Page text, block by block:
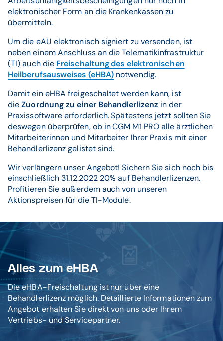
elektronischer Form an die Krankenkassen zu
übermitteln.
Um die eAU elektronisch signiert zu versenden, ist
neben einem Anschluss an die Telematikinfrastruktur
(TI) auch die Freischaltung des elektronischen
Heilberufsausweises (eHBA) notwendig.
Damit ein eHBA freigeschaltet werden kann, ist
dieZuordnung zu einer Behandlerlizenz in der
Praxissoftware erforderlich. Spätestens jetzt sollten Sie
deswegen überprüfen, ob in CGM M1 PRO alle ärztlichen
Mitarbeiterinnen und Mitarbeiter Ihrer Praxis mit einer
Behandlerlizenz gelistet sind.
Wir verlängern unser Angebot! Sichern Sie sich noch bis
einschließlich 31.12.2022 20% auf Behandlerlizenzen.
Profitieren Sie außerdem auch von unseren
Aktionspreisen für die TI-Module.
Alles zum eHBA
Die eHBA-Freischaltung ist nur über eine
Behandlerlizenz möglich. Detaillierte Informationen zum
Angebot erhalten Sie direkt von uns oder Ihrem
Vertriebs- und Servicepartner.